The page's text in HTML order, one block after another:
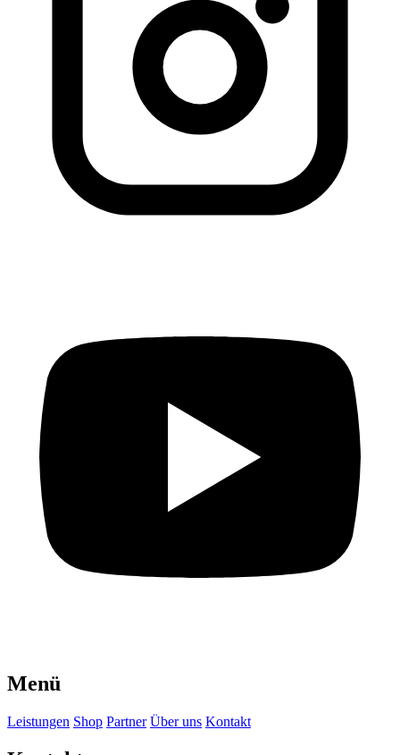
Menü
Leistungen Shop Partner Über uns Kontakt